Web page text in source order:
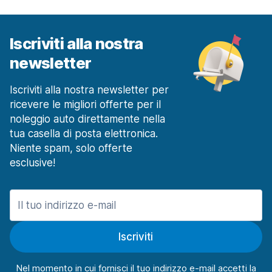
a partire da 45,51 € al giorno
Milano Stazione Ferroviaria Centrale
a partire da 21,28 € al giorno
Milano Stazione Ferroviaria Rogoredo
a partire da 27,32 € al giorno
Modena
106 offerte in 3 sedi
Modena Stazione Ferroviaria
a partire da 38,79 € al giorno
Napoli
1127 offerte in 15 sedi
a partire da 61,70 € al giorno
a partire da 17,51 € al giorno
Iscriviti alla nostra
newsletter
Iscriviti alla nostra newsletter per
ricevere le migliori offerte per il
noleggio auto direttamente nella
tua casella di posta elettronica.
Niente spam, solo offerte
esclusive!
Iscriviti
Nel momento in cui fornisci il tuo indirizzo e-mail accetti la